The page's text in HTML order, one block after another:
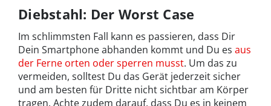
Diebstahl: Der Worst Case
Im schlimmsten Fall kann es passieren, dass Dir
Dein Smartphone abhanden kommt und Du es aus
der Ferne orten oder sperren musst. Um das zu
vermeiden, solltest Du das Gerät jederzeit sicher
und am besten für Dritte nicht sichtbar am Körper
tragen. Achte zudem darauf, dass Du es in keinem